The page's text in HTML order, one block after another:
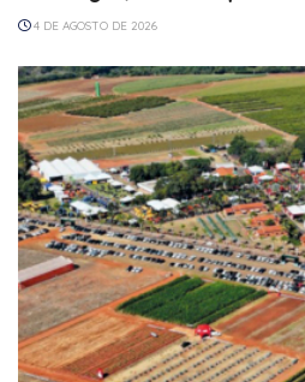
4 DE AGOSTO DE 2026